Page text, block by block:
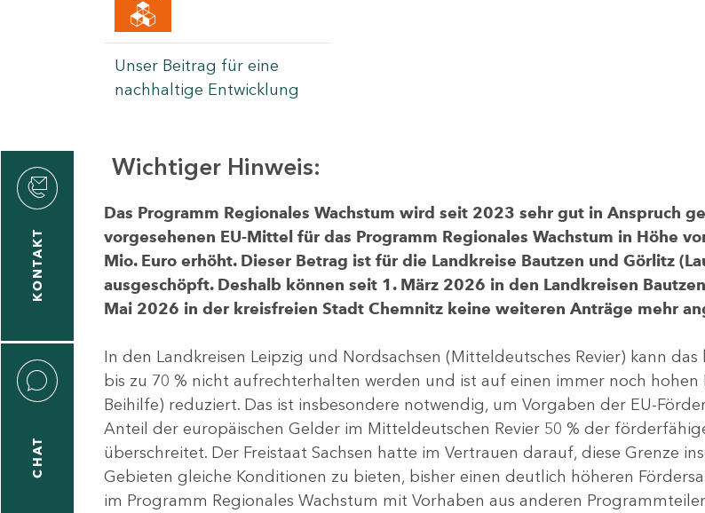
Unser Beitrag für eine
nachhaltige Entwicklung
KONTAKT
CHAT
Wichtiger Hinweis:
Das Programm Regionales Wachstum wird seit 2023 sehr gut in Anspruch
vorgesehenen EU-Mittel für das Programm Regionales Wachstum in Höhe
Mio. Euro erhöht. Dieser Betrag ist für die Landkreise Bautzen und Görlitz
ausgeschöpft. Deshalb können seit 1. März 2026 in den Landkreisen
Mai 2026 in der kreisfreien Stadt Chemnitz keine weiteren Anträge mehr
In den Landkreisen Leipzig und Nordsachsen (Mitteldeutsches Revier) kann
bis zu 70 % nicht aufrechterhalten werden und ist auf einen immer noch hohen
Beihilfe) reduziert. Das ist insbesondere notwendig, um Vorgaben der EU-
Anteil der europäischen Gelder im Mitteldeutschen Revier 50 % der
überschreitet. Der Freistaat Sachsen hatte im Vertrauen darauf, diese Grenze
Gebieten gleiche Konditionen zu bieten, bisher einen deutlich höheren
im Programm Regionales Wachstum mit Vorhaben aus anderen